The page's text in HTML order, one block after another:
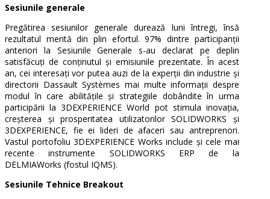
Sesiunile generale
Pregătirea sesiunilor generale durează luni întregi, însă
rezultatul merită din plin efortul.97% dintre participanții
anteriori la Sesiunile Generale s-au declarat pe deplin
satisfăcuți de conținutul și emisiunile prezentate. În acest
an, cei interesați vor putea auzi de la experții din industrie și
directorii Dassault Systèmes mai multe informații despre
modul în care abilitățile și strategiile dobândite în urma
participării la 3DEXPERIENCE World pot stimula inovația,
creșterea și prosperitatea utilizatorilor SOLIDWORKS și
3DEXPERIENCE, fie ei lideri de afaceri sau antreprenori.
Vastul portofoliu 3DEXPERIENCE Works include și cele mai
recente instrumente SOLIDWORKS ERP de la
DELMIAWorks (fostul IQMS).
Sesiunile Tehnice Breakout